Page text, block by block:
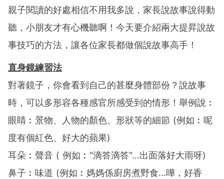
媽 ，家有余寶寶大少，為多個親子雜誌及網上平台擔任顧問
及撰寫專欄，致力與各位家長分享小朋友語言發展、英語學
習、親子溝通等資訊，Facebook專頁︰言語治療師媽媽Miss
Carley
親子閱讀的好處相信不用我多說，家長說故事說得動
聽，小朋友才有心機聽啊！今天要介紹兩大提昇說故
事技巧的方法，讓各位家長都做個說故事高手！
直身鏡練習法
對著鏡子，你會看到自己的甚麼身體部份？說故事
時，可以多形容各種感官所感受到的情形！舉例說︰
眼睛︰景物、人物的顏色、形狀等的細節 (例如︰呢
度有個紅色、好大的蘋果)
耳朵︰聲音 ( 例如︰"滴答滴答"...出面落好大雨呀)
鼻子︰味道 (例如︰媽媽係廚房煮野食...嘩，好香